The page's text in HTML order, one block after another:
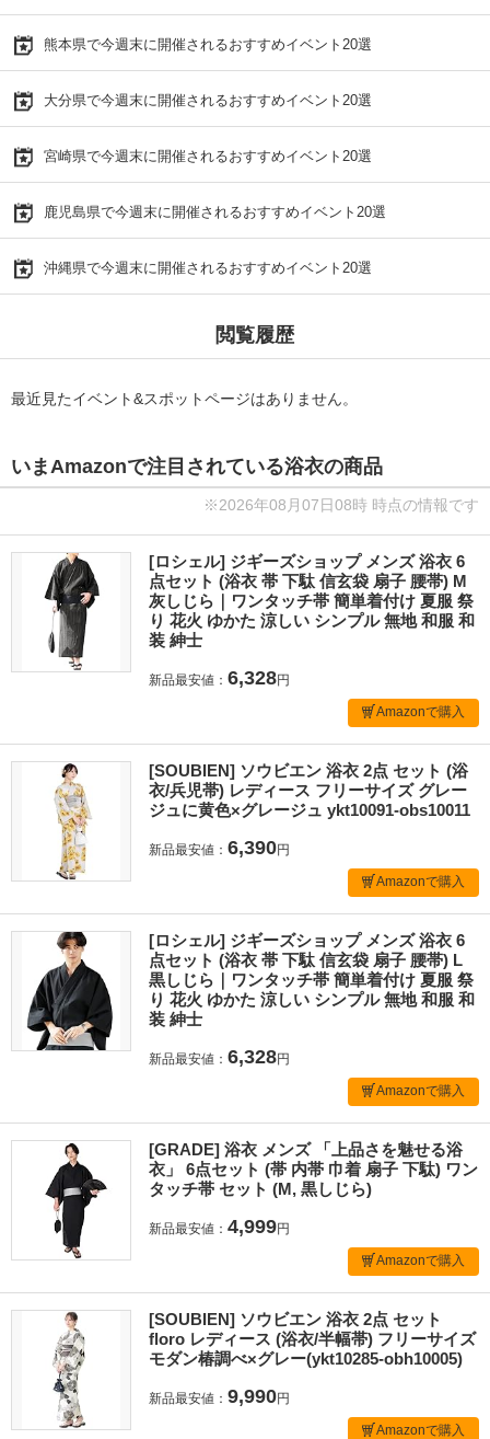
熊本県で今週末に開催されるおすすめイベント20選
大分県で今週末に開催されるおすすめイベント20選
宮崎県で今週末に開催されるおすすめイベント20選
鹿児島県で今週末に開催されるおすすめイベント20選
沖縄県で今週末に開催されるおすすめイベント20選
閲覧履歴
最近見たイベント&スポットページはありません。
いまAmazonで注目されている浴衣の商品
※2026年08月07日08時 時点の情報です
[ロシェル] ジギーズショップ メンズ 浴衣 6
点セット (浴衣 帯 下駄 信玄袋 扇子 腰帯) M
灰しじら｜ワンタッチ帯 簡単着付け 夏服 祭
り 花火 ゆかた 涼しい シンプル 無地 和服 和
装 紳士
新品最安値： 6,328円
Amazonで購入
[SOUBIEN] ソウビエン 浴衣 2点 セット (浴
衣/兵児帯) レディース フリーサイズ グレー
ジュに黄色×グレージュ ykt10091-obs10011
新品最安値： 6,390円
Amazonで購入
[ロシェル] ジギーズショップ メンズ 浴衣 6
点セット (浴衣 帯 下駄 信玄袋 扇子 腰帯) L
黒しじら｜ワンタッチ帯 簡単着付け 夏服 祭
り 花火 ゆかた 涼しい シンプル 無地 和服 和
装 紳士
新品最安値： 6,328円
Amazonで購入
[GRADE] 浴衣 メンズ 「上品さを魅せる浴
衣」 6点セット (帯 内帯 巾着 扇子 下駄) ワン
タッチ帯 セット (M, 黒しじら)
新品最安値： 4,999円
Amazonで購入
[SOUBIEN] ソウビエン 浴衣 2点 セット
floro レディース (浴衣/半幅帯) フリーサイズ
モダン椿調べ×グレー(ykt10285-obh10005)
新品最安値： 9,990円
Amazonで購入